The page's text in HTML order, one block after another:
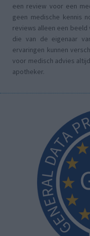
een review voor een
geen medische kennis
reviews alleen een beeld
die van de eigenaar
ervaringen kunnen
voor medisch advies
apotheker.